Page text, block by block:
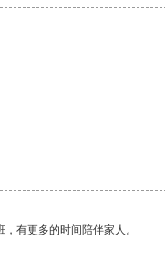
有更多的时间陪伴家人。